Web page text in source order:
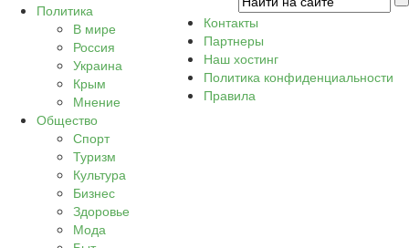
Политика
В мире
Россия
Украина
Крым
Мнение
Общество
Спорт
Туризм
Культура
Бизнес
Здоровье
Мода
Контакты
Партнеры
Наш хостинг
Политика конфиденциальности
Правила